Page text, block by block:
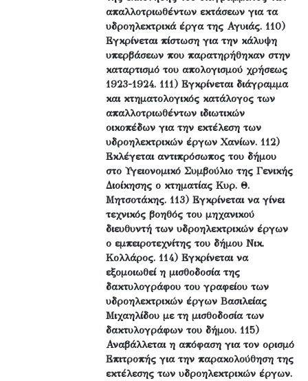
απαλλοτριωθέντων εκτάσεων για τα
υδροηλεκτρικά έργα της Αγυιάς. 110)
Εγκρίνεται πίστωση για την κάλυψη
υπερβάσεων που παρατηρήθηκαν στην
καταρτισμό του απολογισμού χρήσεως
1923-1924. 111) Εγκρίνεται διάγραμμα
και κτηματολογικός κατάλογος των
απαλλοτριωθέντων ιδιωτικών
οικοπέδων για την εκτέλεση των
υδροηλεκτρικών έργων Χανίων. 112)
Εκλέγεται αντιπρόσωπος του δήμου
στο Υγειονομικό Συμβούλιο της Γενικής
Διοίκησης ο κτηματίας Κυρ. Θ.
Μητσοτάκης. 113) Εγκρίνεται να γίνει
τεχνικός βοηθός του μηχανικού
διευθυντή των υδροηλεκτρικών έργων
ο εμπειροτεχνίτης του δήμου Νικ.
Κολλάρος. 114) Εγκρίνεται να
εξομοιωθεί η μισθοδοσία της
δακτυλογράφου του γραφείου των
υδροηλεκτρικών έργων Βασιλείας
Μιχαηλίδου με τη μισθοδοσία των
δακτυλογράφων του δήμου. 115)
Αναβάλλεται η απόφαση για τον ορισμό
Επιτροπής για την παρακολούθηση της
εκτέλεσης των υδροηλεκτρικών έργων.